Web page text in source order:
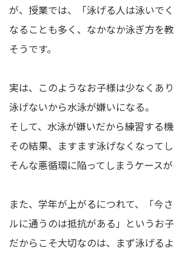
が、授業では、「泳げる人は泳いで
なることも多く、なかなか泳ぎ方を
そうです。
実は、このようなお子様は少なくあり
泳げないから水泳が嫌いになる。
そして、水泳が嫌いだから練習する機
その結果、ますます泳げなくなってし
そんな悪循環に陥ってしまうケースが
また、学年が上がるにつれて、「今
ルに通うのは抵抗がある」というお子
だからこそ大切なのは、まず泳げる